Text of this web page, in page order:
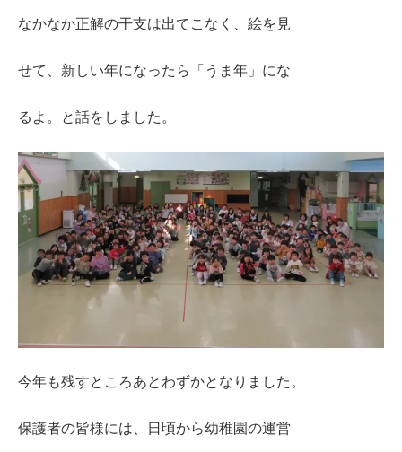
なかなか正解の干支は出てこなく、絵を見
せて、新しい年になったら「うま年」にな
るよ。と話をしました。
今年も残すところあとわずかとなりました。
保護者の皆様には、日頃から幼稚園の運営